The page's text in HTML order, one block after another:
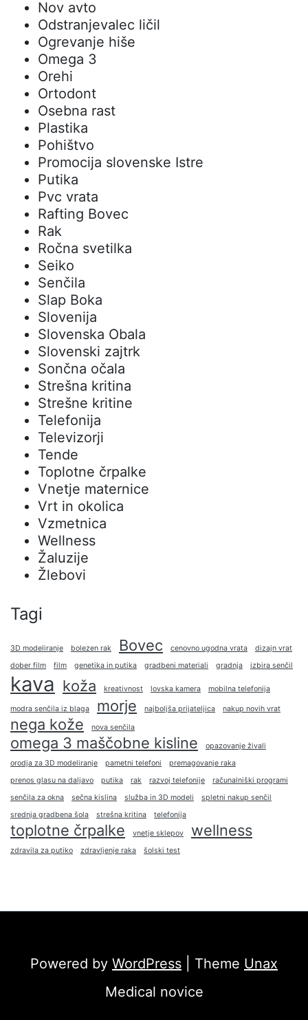
Nov avto
Odstranjevalec ličil
Ogrevanje hiše
Omega 3
Orehi
Ortodont
Osebna rast
Plastika
Pohištvo
Promocija slovenske Istre
Putika
Pvc vrata
Rafting Bovec
Rak
Ročna svetilka
Seiko
Senčila
Slap Boka
Slovenija
Slovenska Obala
Slovenski zajtrk
Sončna očala
Strešna kritina
Strešne kritine
Telefonija
Televizorji
Tende
Toplotne črpalke
Vnetje maternice
Vrt in okolica
Vzmetnica
Wellness
Žaluzije
Žlebovi
Tagi
3D modeliranje bolezen rak Bovec cenovno ugodna vrata
dizajn vrat
dober film
film genetika in putika gradbeni materiali gradnja izbira senčil
kava koža kreativnost lovska kamera mobilna telefonija
modra senčila iz blaga morje najboljša prijateljica nakup novih vrat
nega kože nova senčila
omega 3 maščobne kisline
opazovanje živali
orodja za 3D modeliranje
pametni telefoni
premagovanje raka
prenos glasu na daljavo
putika rak razvoj telefonije
računalniški programi
senčila za okna
sečna kislina služba in 3D modeli
spletni nakup senčil
srednja gradbena šola
strešna kritina telefonija
toplotne črpalke vnetje sklepov wellness
zdravila za putiko zdravljenje raka šolski test
Powered by WordPress | Theme Unax
Medical novice